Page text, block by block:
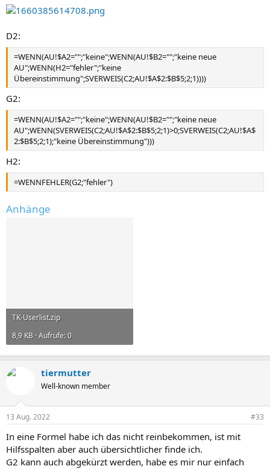
D2:
=WENN(AU!$A2="";"keine";WENN(AU!$B2="";"keine neue
AU";WENN(H2="fehler";"keine
Übereinstimmung";SVERWEIS(C2;AU!$A$2:$B$5;2;1))))
G2:
=WENN(AU!$A2="";"keine";WENN(AU!$B2="";"keine neue
AU";WENN(SVERWEIS(C2;AU!$A$2:$B$5;2;1)>0;SVERWEIS(C2;AU!$A$
2:$B$5;2;1);"keine Übereinstimmung")))
H2:
=WENNFEHLER(G2;"fehler")
Anhänge
TK-Userlist.zip
8,9 KB · Aufrufe: 0
tiermutter
Well-known member
13 Aug. 2022 #33
In eine Formel habe ich das nicht reinbekommen, ist mit
Hilfsspalten aber auch übersichtlicher finde ich.
G2 kann auch abgekürzt werden, habe es mir nur einfach